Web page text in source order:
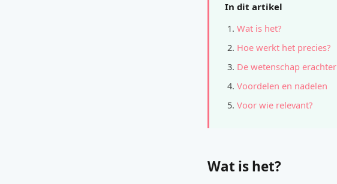
In dit artikel
Wat is het?
Hoe werkt het precies?
De wetenschap erachter
Voordelen en nadelen
Voor wie relevant?
Wat is het?